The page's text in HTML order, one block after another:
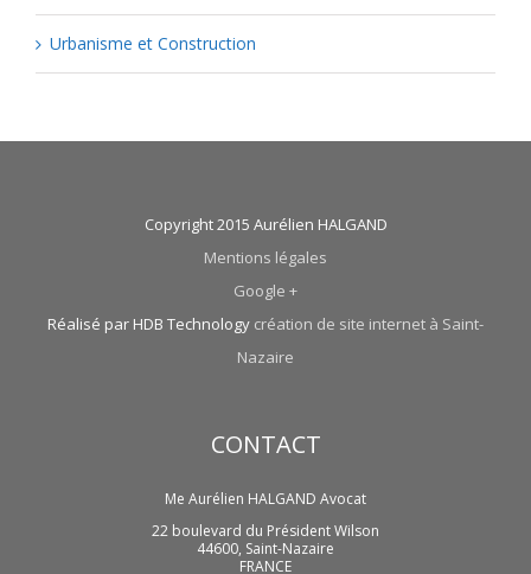
Urbanisme et Construction
Copyright 2015 Aurélien HALGAND
Mentions légales
Google +
Réalisé par HDB Technology création de site internet à Saint-
Nazaire
CONTACT
Me Aurélien HALGAND Avocat
22 boulevard du Président Wilson
44600, Saint-Nazaire
FRANCE